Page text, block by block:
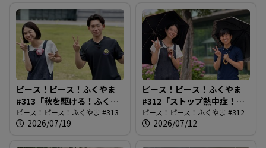
ピース！ピース！ふくやま
#313「秋を駆ける！ふくや
まマラソン」
ピース！ピース！ふくやま #313
2026/07/19
ピース！ピース！ふくやま
#312「ストップ熱中症！
2026最前線」
ピース！ピース！ふくやま #312
2026/07/12